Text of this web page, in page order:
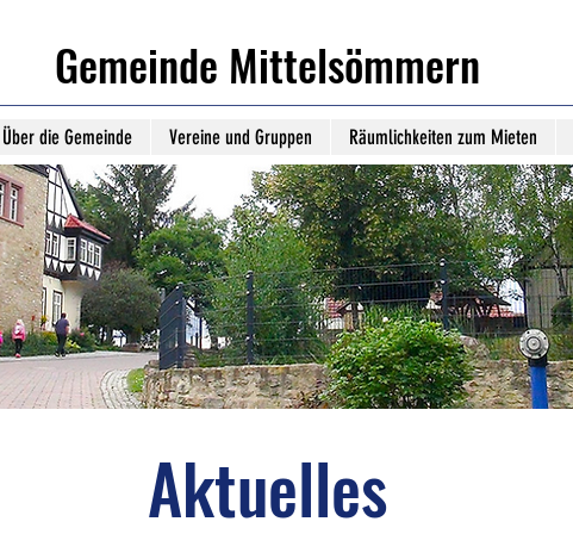
Gemeinde Mittelsömmern
Über die Gemeinde Vereine und Gruppen Räumlichkeiten zum Mieten
Aktuelles